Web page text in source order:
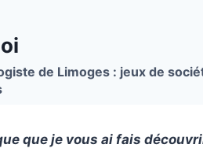
de Limoges : jeux de
que je vous ai fais